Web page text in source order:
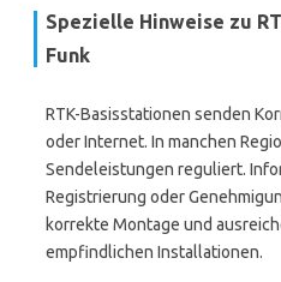
Spezielle Hinweise zu
Funk
RTK-Basisstationen senden
oder Internet. In manchen
Sendeleistungen reguliert.
Registrierung oder
korrekte Montage und
empfindlichen Installationen.